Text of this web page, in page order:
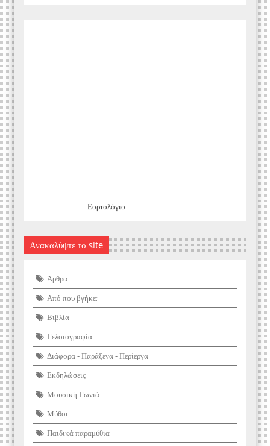
Εορτολόγιο
Ανακαλύψτε το site
Άρθρα
Από που βγήκε;
Βιβλία
Γελοιογραφία
Διάφορα - Παράξενα - Περίεργα
Εκδηλώσεις
Μουσική Γωνιά
Μύθοι
Παιδικά παραμύθια